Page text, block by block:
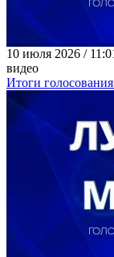
10 июля 2026 /
видео
Итоги